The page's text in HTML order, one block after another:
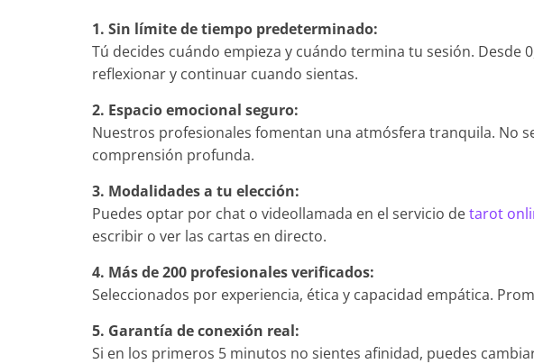
1. Sin límite de tiempo predeterminado:
Tú decides cuándo empieza y cuándo termina tu sesión. Desde
reflexionar y continuar cuando sientas.
2. Espacio emocional seguro:
Nuestros profesionales fomentan una atmósfera tranquila. No
comprensión profunda.
3. Modalidades a tu elección:
Puedes optar por chat o videollamada en el servicio detarot
escribir o ver las cartas en directo.
4. Más de 200 profesionales verificados:
Seleccionados por experiencia, ética y capacidad empática.
5. Garantía de conexión real:
Si en los primeros 5 minutos no sientes afinidad, puedes